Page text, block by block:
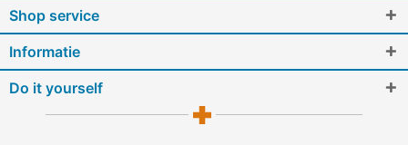
Shop service
Informatie
Do it yourself